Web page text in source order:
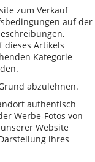
zum Verkauf
auf der
dieses Artikels
Kategorie
abzulehnen.
authentisch
Werbe-Fotos von
Website
ihres